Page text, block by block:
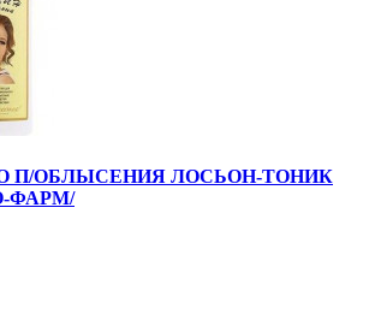
П/ОБЛЫСЕНИЯ ЛОСЬОН-ТОНИК
ФАРМ/